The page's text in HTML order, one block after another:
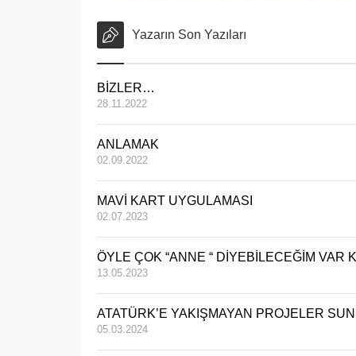
Yazarın Son Yazıları
BİZLER…
28.11.2022
ANLAMAK
02.09.2022
MAVİ KART UYGULAMASI
02.07.2023
ÖYLE ÇOK “ANNE “ DİYEBİLECEĞİM VAR
13.05.2023
ATATÜRK’E YAKIŞMAYAN PROJELER
05.03.2024